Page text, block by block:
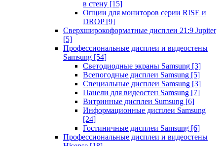
в стену [15]
Опции для мониторов серии RISE и
DROP [9]
Сверхширокоформатные дисплеи 21:9 Jupiter
[5]
Профессиональные дисплеи и видеостены
Samsung [54]
Светодиодные экраны Samsung [3]
Всепогодные дисплеи Samsung [5]
Специальные дисплеи Samsung [3]
Панели для видеостен Samsung [7]
Витринные дисплеи Sumsung [6]
Информационные дисплеи Samsung
[24]
Гостиничные дисплеи Samsung [6]
Профессиональные дисплеи и видеостены